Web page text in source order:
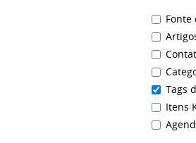
Fonte
Tags
Itens